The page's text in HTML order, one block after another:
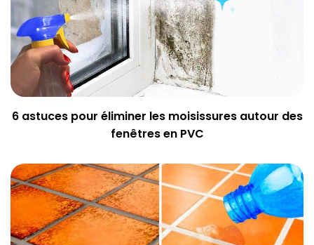
6 astuces pour éliminer les moisissures autour des
fenêtres en PVC